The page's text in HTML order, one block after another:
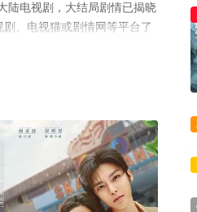
陆电视剧，大结局剧情已揭晓
、电视猫或剧情网等平台了